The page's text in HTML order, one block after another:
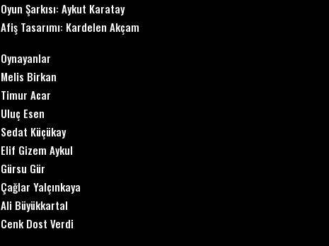
Oyun Şarkısı: Aykut Karatay
Afiş Tasarımı: Kardelen Akçam
Oynayanlar
Melis Birkan
Timur Acar
Uluç Esen
Sedat Küçükay
Elif Gizem Aykul
Gürsu Gür
Çağlar Yalçınkaya
Ali Büyükkartal
Cenk Dost Verdi